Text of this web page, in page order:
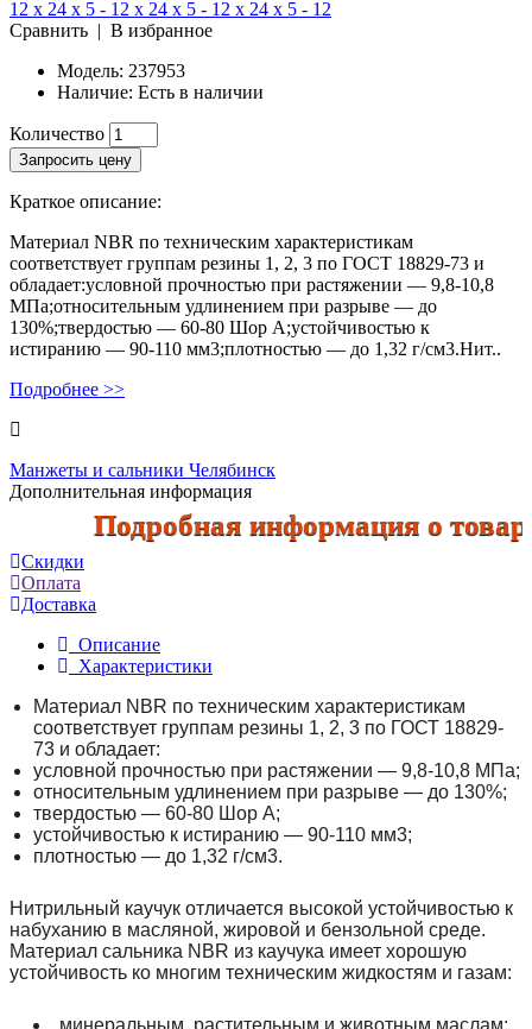
Сравнить | В избранное
Модель: 237953
Наличие: Есть в наличии
Количество
Запросить цену
Краткое описание:
Материал NBR по техническим характеристикам
соответствует группам резины 1, 2, 3 по ГОСТ 18829-73 и
обладает:условной прочностью при растяжении — 9,8-10,8
МПа;относительным удлинением при разрыве — до
130%;твердостью — 60-80 Шор А;устойчивостью к
истиранию — 90-110 мм3;плотностью — до 1,32 г/см3.Нит..
Подробнее >>
Манжеты и сальники Челябинск
Дополнительная информация
Подробная информация о
Скидки
Оплата
Доставка
Описание
Характеристики
Материал NBR по техническим характеристикам
соответствует группам резины 1, 2, 3 по ГОСТ 18829-
73 и обладает:
условной прочностью при растяжении — 9,8-10,8 МПа;
относительным удлинением при разрыве — до 130%;
твердостью — 60-80 Шор А;
устойчивостью к истиранию — 90-110 мм3;
плотностью — до 1,32 г/см3.
Нитрильный каучук отличается высокой устойчивостью к
набуханию в масляной, жировой и бензольной среде.
Материал сальника NBR из каучука имеет хорошую
устойчивость ко многим техническим жидкостям и газам:
минеральным, растительным и животным маслам;